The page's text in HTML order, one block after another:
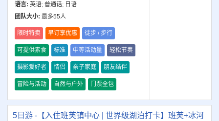
语言: 英语; 普通话; 日语
团队大小: 最多55人
限时特卖 早订享优惠 徒步 / 步行
可提供素食 标准 中等活动量 轻松节奏
摄影爱好者 情侣 亲子家庭 朋友结伴
冒险与活动 自然与户外 门票全包
5日游 -【入住班芙镇中心 | 世界级湖泊打卡】班芙+冰河